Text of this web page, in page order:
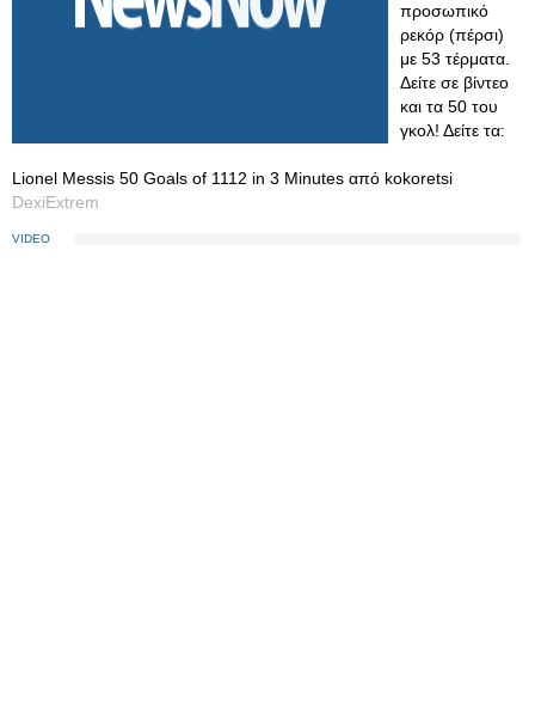
προσωπικό
ρεκόρ (πέρσι)
με 53 τέρματα.
Δείτε σε βίντεο
και τα 50 του
γκολ! Δείτε τα:
Lionel Messis 50 Goals of 1112 in 3 Minutes από kokoretsi
DexiExtrem
VIDEO